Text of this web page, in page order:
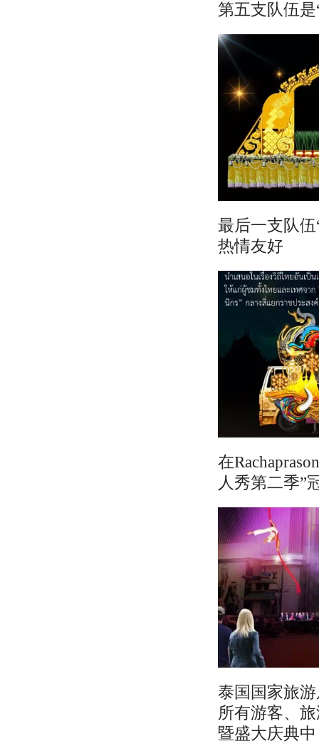
第五支队伍
最后一支队
热情友好
在
人秀第二季”
泰国国家旅
所有游客、
暨盛大庆典